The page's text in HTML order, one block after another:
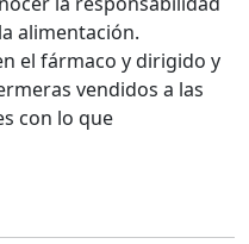
alimentación.
el fármaco y dirigido y
vendidos a las
con lo que